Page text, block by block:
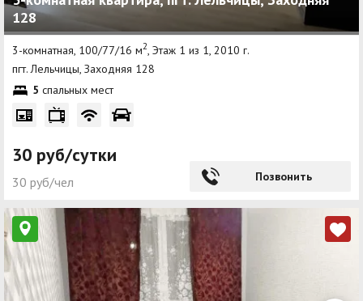
Новости
Агентства
Ремонт квартир
Грузовое такси
Способы оплаты
Реклама на сайте
128
3-комнатная, 100/77/16 м2 , Этаж 1 из 1, 2010 г.
пгт. Лельчицы, Заходняя 128
5 спальных мест
30 руб/сутки
30 руб/чел Позвонить